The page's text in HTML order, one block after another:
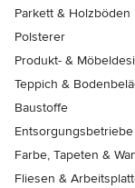
Parkett & Holzböden
Polsterer
Produkt- &
Teppich &
Baustoffe
Entsorgungsbetriebe
Farbe, Tapeten &
Fliesen &